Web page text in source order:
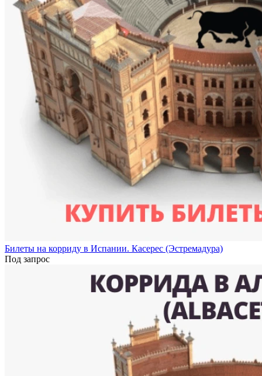
Билеты на корриду в Испании. Касерес (Эстремадура)
Под запрос